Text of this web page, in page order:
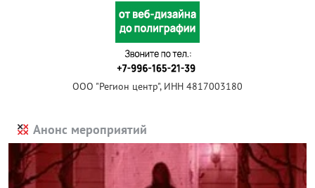
ООО "Регион центр", ИНН 4817003180
Анонс мероприятий